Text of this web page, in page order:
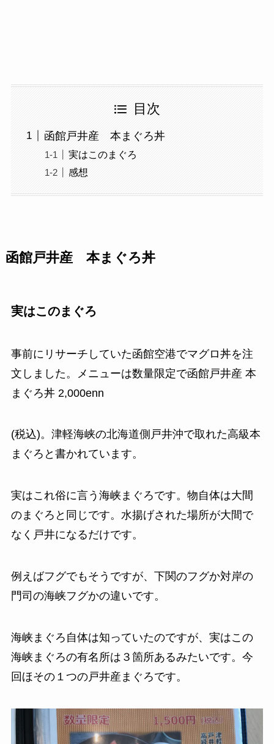
目次
函館戸井産 本まぐろ丼
実はこのまぐろ
感想
函館戸井産 本まぐろ丼
実はこのまぐろ
事前にリサーチしていた函館空港でマグロ丼を注
文しました。メニューは数量限定で函館戸井産 本
まぐろ丼 2,000enn
(税込)。津軽海峡の北海道側戸井沖で取れた高級本
まぐろと書かれています。
実はこれ俗に言う海峡まぐろです。物自体は大間
のまぐろと同じです。水揚げされた場所が大間で
なく戸井になるだけです。
例えばフグでもそうですが、下関のフグか対岸の
門司の海峡フグかの違いです。
海峡まぐろ自体は知っていたのですが、実はこの
海峡まぐろの有名所は３箇所あるみたいです。今
回ほその１つの戸井産まぐろです。